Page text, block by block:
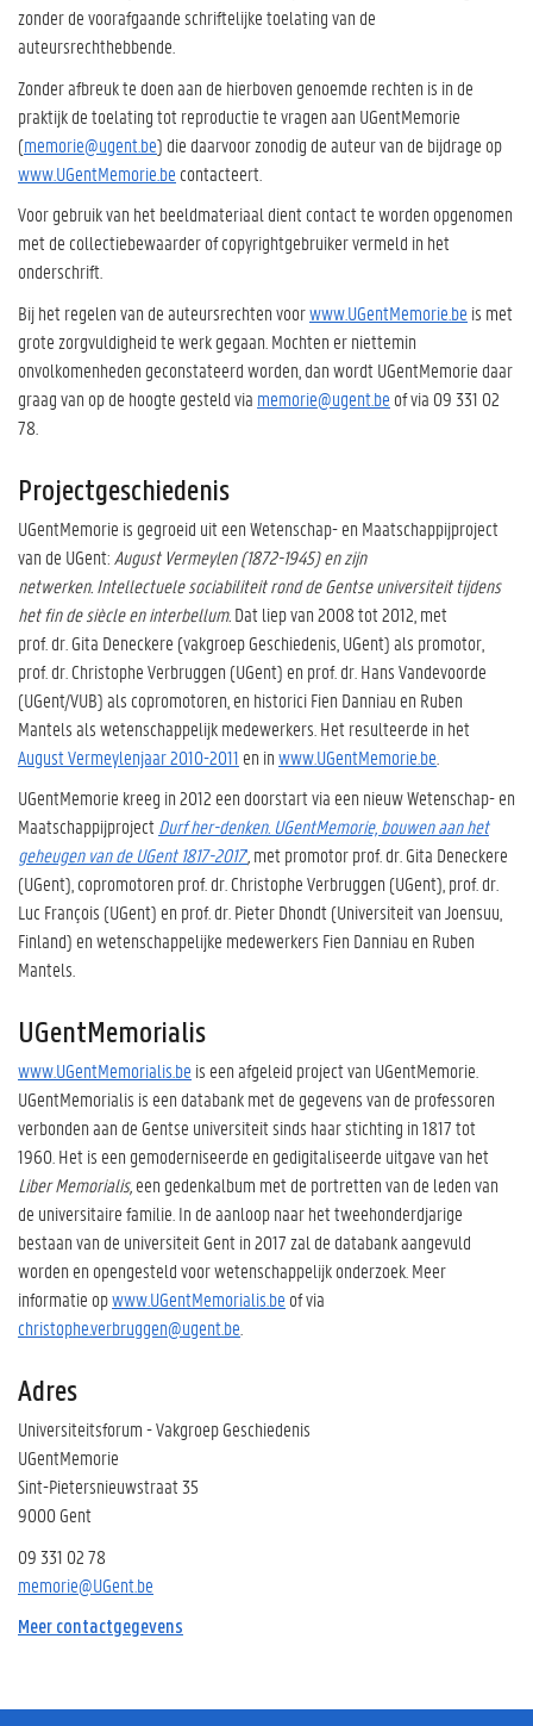
zonder de voorafgaande schriftelijke toelating van de
auteursrechthebbende.
Zonder afbreuk te doen aan de hierboven genoemde rechten is in de
praktijk de toelating tot reproductie te vragen aan UGentMemorie
(memorie@ugent.be) die daarvoor zonodig de auteur van de bijdrage op
www.UGentMemorie.be contacteert.
Voor gebruik van het beeldmateriaal dient contact te worden opgenomen
met de collectiebewaarder of copyrightgebruiker vermeld in het
onderschrift.
Bij het regelen van de auteursrechten voorwww.UGentMemorie.be is met
grote zorgvuldigheid te werk gegaan. Mochten er niettemin
onvolkomenheden geconstateerd worden, dan wordt UGentMemorie daar
graag van op de hoogte gesteld via memorie@ugent.be of via 09 331 02
78.
Projectgeschiedenis
UGentMemorie is gegroeid uit een Wetenschap- en Maatschappijproject
van de UGent:August Vermeylen (1872-1945) en zijn
netwerken. Intellectuele sociabiliteit rond de Gentse universiteit tijdens
het fin de siècle en interbellum. Dat liep van 2008 tot 2012, met
prof. dr. Gita Deneckere (vakgroep Geschiedenis, UGent) als promotor,
prof. dr. Christophe Verbruggen (UGent) en prof. dr. Hans Vandevoorde
(UGent/VUB) als copromotoren, en historici Fien Danniau en Ruben
Mantels als wetenschappelijk medewerkers. Het resulteerde in het
August Vermeylenjaar 2010-2011 en inwww.UGentMemorie.be
UGentMemorie kreeg in 2012 een doorstart via een nieuw Wetenschap- en
MaatschappijprojectDurf her-denken. UGentMemorie, bouwen aan het
geheugen van de UGent 1817-2017' met promotor prof. dr. Gita Deneckere
(UGent), copromotoren prof. dr. Christophe Verbruggen (UGent), prof. dr.
Luc François (UGent) en prof. dr. Pieter Dhondt (Universiteit van Joensuu,
Finland) en wetenschappelijke medewerkers Fien Danniau en Ruben
Mantels.
UGentMemorialis
www.UGentMemorialis.be is een afgeleid project van UGentMemorie.
UGentMemorialis is een databank met de gegevens van de professoren
verbonden aan de Gentse universiteit sinds haar stichting in 1817 tot
1960. Het is een gemoderniseerde en gedigitaliseerde uitgave van het
Liber Memorialis, een gedenkalbum met de portretten van de leden van
de universitaire familie. In de aanloop naar het tweehonderdjarige
bestaan van de universiteit Gent in 2017 zal de databank aangevuld
worden en opengesteld voor wetenschappelijk onderzoek. Meer
informatie opwww.UGentMemorialis.be of via
christophe.verbruggen@ugent.be
Adres
Universiteitsforum - Vakgroep Geschiedenis
UGentMemorie
Sint-Pietersnieuwstraat 35
9000 Gent
09 331 02 78
memorie@UGent.be
Meer contactgegevens